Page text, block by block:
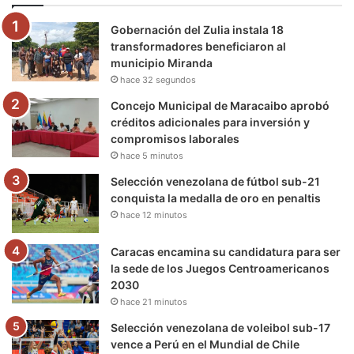
o
o
k
e
r
b
e
g
r
a
m
r
a
k
Gobernación del Zulia instala 18
transformadores beneficiaron al
municipio Miranda
hace 32 segundos
Concejo Municipal de Maracaibo aprobó
créditos adicionales para inversión y
compromisos laborales
hace 5 minutos
Selección venezolana de fútbol sub-21
conquista la medalla de oro en penaltis
hace 12 minutos
Caracas encamina su candidatura para ser
la sede de los Juegos Centroamericanos
2030
hace 21 minutos
Selección venezolana de voleibol sub-17
vence a Perú en el Mundial de Chile